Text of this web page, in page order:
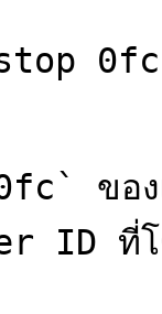
0fc
ของเ
ID ที่โช